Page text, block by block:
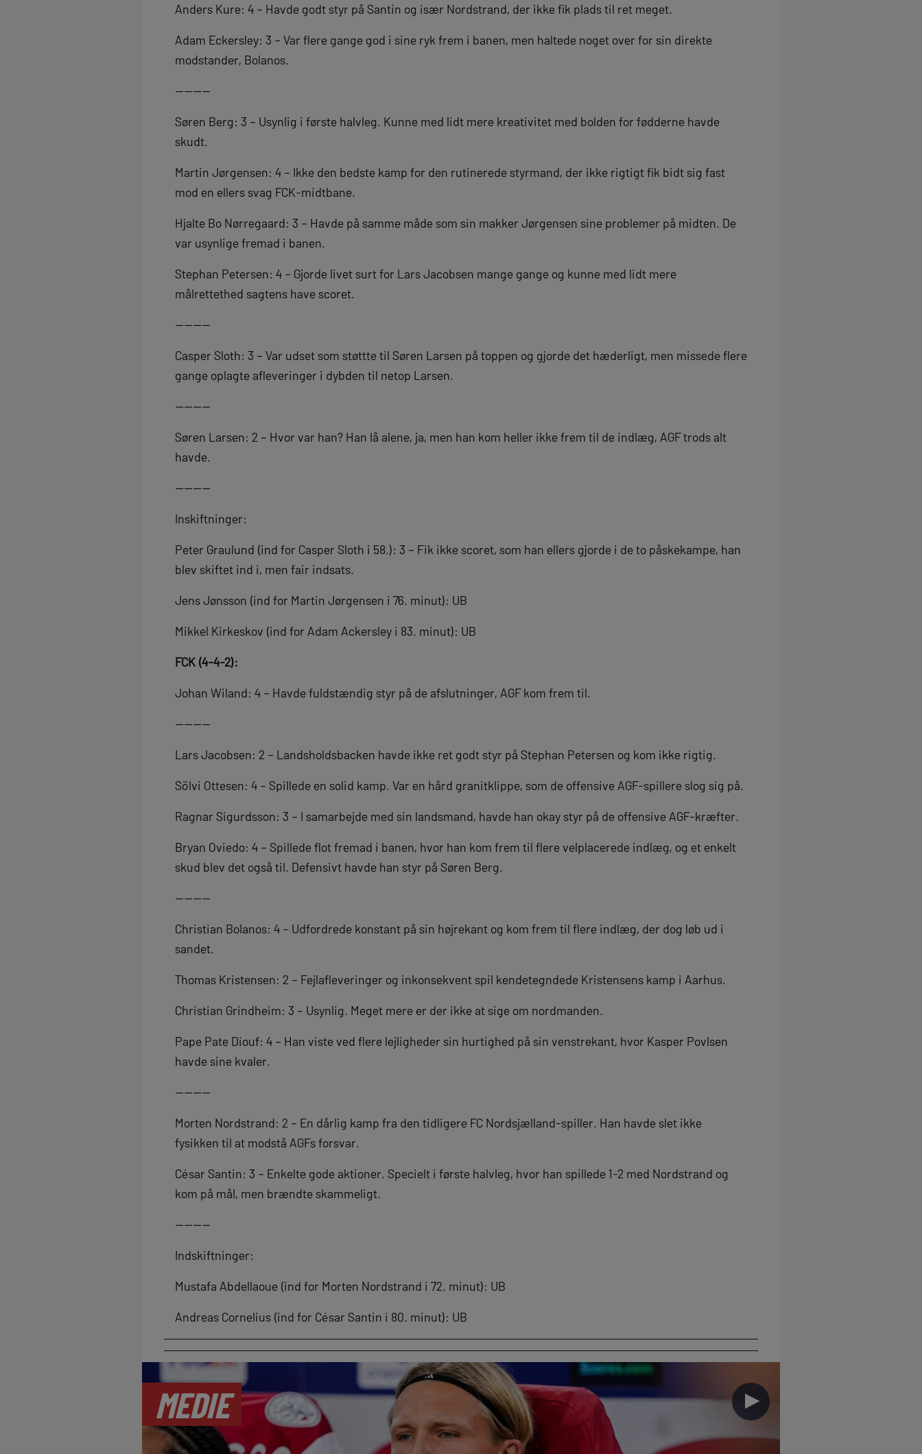
Anders Kure: 4 – Havde godt styr på Santin og især Nordstrand, der ikke fik plads til ret meget.
Adam Eckersley: 3 – Var flere gange god i sine ryk frem i banen, men haltede noget over for sin direkte
modstander, Bolanos.
————
Søren Berg: 3 – Usynlig i første halvleg. Kunne med lidt mere kreativitet med bolden for fødderne havde
skudt.
Martin Jørgensen: 4 – Ikke den bedste kamp for den rutinerede styrmand, der ikke rigtigt fik bidt sig fast
mod en ellers svag FCK-midtbane.
Hjalte Bo Nørregaard: 3 – Havde på samme måde som sin makker Jørgensen sine problemer på midten. De
var usynlige fremad i banen.
Stephan Petersen: 4 – Gjorde livet surt for Lars Jacobsen mange gange og kunne med lidt mere
målrettethed sagtens have scoret.
————
Casper Sloth: 3 – Var udset som støttte til Søren Larsen på toppen og gjorde det hæderligt, men missede flere
gange oplagte afleveringer i dybden til netop Larsen.
————
Søren Larsen: 2 – Hvor var han? Han lå alene, ja, men han kom heller ikke frem til de indlæg, AGF trods alt
havde.
————
Inskiftninger:
Peter Graulund (ind for Casper Sloth i 58.): 3 – Fik ikke scoret, som han ellers gjorde i de to påskekampe, han
blev skiftet ind i, men fair indsats.
Jens Jønsson (ind for Martin Jørgensen i 76. minut): UB
Mikkel Kirkeskov (ind for Adam Ackersley i 83. minut): UB
FCK (4-4-2):
Johan Wiland: 4 – Havde fuldstændig styr på de afslutninger, AGF kom frem til.
————
Lars Jacobsen: 2 – Landsholdsbacken havde ikke ret godt styr på Stephan Petersen og kom ikke rigtig.
Sölvi Ottesen: 4 – Spillede en solid kamp. Var en hård granitklippe, som de offensive AGF-spillere slog sig på.
Ragnar Sigurdsson: 3 – I samarbejde med sin landsmand, havde han okay styr på de offensive AGF-kræfter.
Bryan Oviedo: 4 – Spillede flot fremad i banen, hvor han kom frem til flere velplacerede indlæg, og et enkelt
skud blev det også til. Defensivt havde han styr på Søren Berg.
————
Christian Bolanos: 4 – Udfordrede konstant på sin højrekant og kom frem til flere indlæg, der dog løb ud i
sandet.
Thomas Kristensen: 2 – Fejlafleveringer og inkonsekvent spil kendetegndede Kristensens kamp i Aarhus.
Christian Grindheim: 3 – Usynlig. Meget mere er der ikke at sige om nordmanden.
Pape Pate Diouf: 4 – Han viste ved flere lejligheder sin hurtighed på sin venstrekant, hvor Kasper Povlsen
havde sine kvaler.
————
Morten Nordstrand: 2 – En dårlig kamp fra den tidligere FC Nordsjælland-spiller. Han havde slet ikke
fysikken til at modstå AGFs forsvar.
César Santin: 3 – Enkelte gode aktioner. Specielt i første halvleg, hvor han spillede 1-2 med Nordstrand og
kom på mål, men brændte skammeligt.
————
Indskiftninger:
Mustafa Abdellaoue (ind for Morten Nordstrand i 72. minut): UB
Andreas Cornelius (ind for César Santin i 80. minut): UB
MEDIE ►